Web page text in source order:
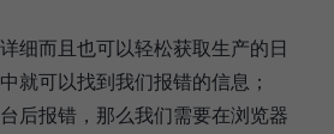
细而且也可以轻松获取生产的日
就可以找到我们报错的信息；
后报错，那么我们需要在浏览器